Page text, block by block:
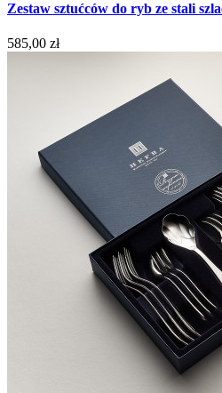
Zestaw sztućców do ryb ze stali
585,00 zł